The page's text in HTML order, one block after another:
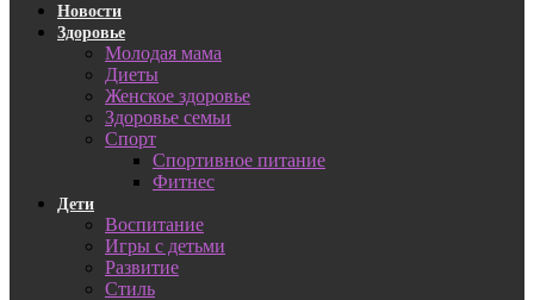
Новости
Здоровье
Молодая мама
Диеты
Женское здоровье
Здоровье семьи
Спорт
Спортивное питание
Фитнес
Дети
Воспитание
Игры с детьми
Развитие
Стиль